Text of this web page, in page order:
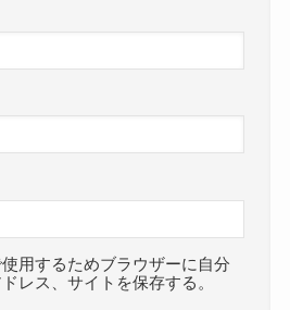
用するためブラウザーに自分
レス、サイトを保存する。